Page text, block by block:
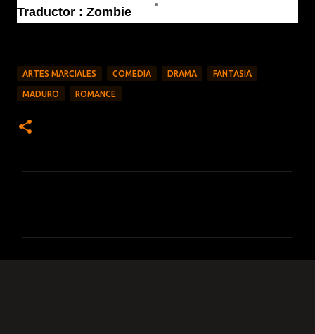
Traductor : Zombie
ARTES MARCIALES COMEDIA DRAMA FANTASIA
MADURO ROMANCE